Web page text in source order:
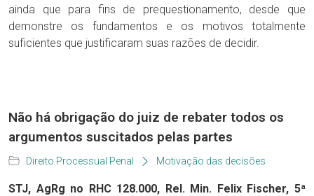
ainda que para fins de prequestionamento, desde que
demonstre os fundamentos e os motivos totalmente
suficientes que justificaram suas razões de decidir.
Não há obrigação do juiz de rebater todos os
argumentos suscitados pelas partes
Direito Processual Penal Motivação das decisões
STJ, AgRg no RHC 128.000, Rel. Min. Felix Fischer, 5ª